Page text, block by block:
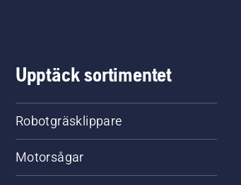
Upptäck sortimentet
Robotgräsklippare
Motorsågar